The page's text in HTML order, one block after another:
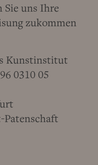
Sie uns Ihre
zukommen
Kunstinstitut
0310 05
Patenschaft